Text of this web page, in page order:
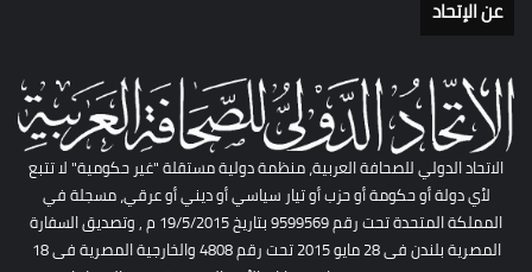
عن الإتحاد
الاتحاد الدولي للصحافة العربية، منظمة دولية مستقلة "غير حكومية" لا تتبع
لأي دولة أو حكومة أو حزب أو تيار سياسي أو ديني أو عرقي، مسجلة في
المملكة المتحدة تحت رقم 9599569 بتاريخ 19/5/2015 م , وتصديق السفارة
المصرية بلندن فى 28 مايو 2015 تحت رقم 4808 والخارجية المصرية فى 18